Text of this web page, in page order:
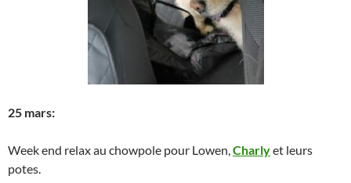
25 mars:
Week end relax au chowpole pour Lowen, Charlyet leurs
potes.